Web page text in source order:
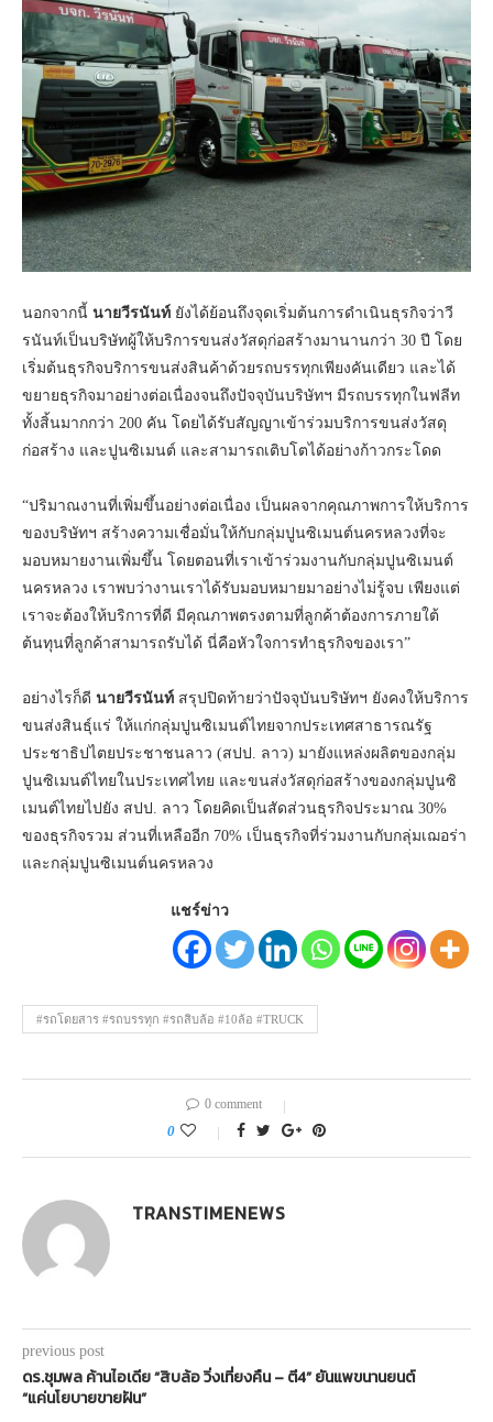
นอกจากนี้ นายวีรนันท์ ยังได้ย้อนถึงจุดเริ่มต้นการดำเนินธุรกิจว่าวี
รนันท์เป็นบริษัทผู้ให้บริการขนส่งวัสดุก่อสร้างมานานกว่า 30 ปี โดย
เริ่มต้นธุรกิจบริการขนส่งสินค้าด้วยรถบรรทุกเพียงคันเดียว และได้
ขยายธุรกิจมาอย่างต่อเนื่องจนถึงปัจจุบันบริษัทฯ มีรถบรรทุกในฟลีท
ทั้งสิ้นมากกว่า 200 คัน โดยได้รับสัญญาเข้าร่วมบริการขนส่งวัสดุ
ก่อสร้าง และปูนซิเมนต์ และสามารถเติบโตได้อย่างก้าวกระโดด
“ปริมาณงานที่เพิ่มขึ้นอย่างต่อเนื่อง เป็นผลจากคุณภาพการให้บริการ
ของบริษัทฯ สร้างความเชื่อมั่นให้กับกลุ่มปูนซิเมนต์นครหลวงที่จะ
มอบหมายงานเพิ่มขึ้น โดยตอนที่เราเข้าร่วมงานกับกลุ่มปูนซิเมนต์
นครหลวง เราพบว่างานเราได้รับมอบหมายมาอย่างไม่รู้จบ เพียงแต่
เราจะต้องให้บริการที่ดี มีคุณภาพตรงตามที่ลูกค้าต้องการภายใต้
ต้นทุนที่ลูกค้าสามารถรับได้ นี่คือหัวใจการทำธุรกิจของเรา”
อย่างไรก็ดี นายวีรนันท์ สรุปปิดท้ายว่าปัจจุบันบริษัทฯ ยังคงให้บริการ
ขนส่งสินธุ์แร่ ให้แก่กลุ่มปูนซิเมนต์ไทยจากประเทศสาธารณรัฐ
ประชาธิปไตยประชาชนลาว (สปป. ลาว) มายังแหล่งผลิตของกลุ่ม
ปูนซิเมนต์ไทยในประเทศไทย และขนส่งวัสดุก่อสร้างของกลุ่มปูนซิ
เมนต์ไทยไปยัง สปป. ลาว โดยคิดเป็นสัดส่วนธุรกิจประมาณ 30%
ของธุรกิจรวม ส่วนที่เหลืออีก 70% เป็นธุรกิจที่ร่วมงานกับกลุ่มเฌอร่า
และกลุ่มปูนซิเมนต์นครหลวง
แชร์ข่าว
#รถโดยสาร #รถบรรทุก #รถสิบล้อ #10ล้อ #TRUCK
0 comment
0
TRANSTIMENEWS
previous post
ดร.ชุมพล ค้านไอเดีย “สิบล้อ วิ่งเที่ยงคืน – ตี4” ยันแพขนานยนต์
“แค่นโยบายขายฝัน”